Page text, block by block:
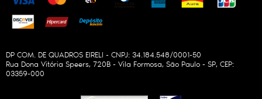
DP COM. DE QUADROS EIRELI - CNPJ: 34.184.548/0001-50
Rua Dona Vitória Speers, 720B - Vila Formosa, São Paulo - SP, CEP:
03359-000